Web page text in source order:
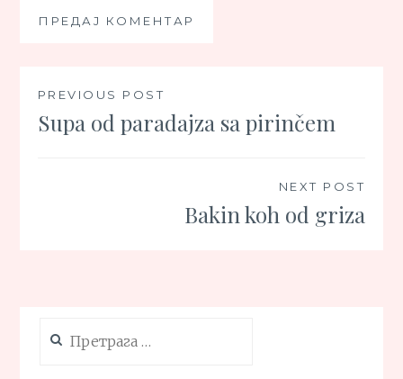
Кретање
чланка
PREVIOUS POST
Supa od paradajza sa pirinčem
NEXT POST
Bakin koh od griza
за: